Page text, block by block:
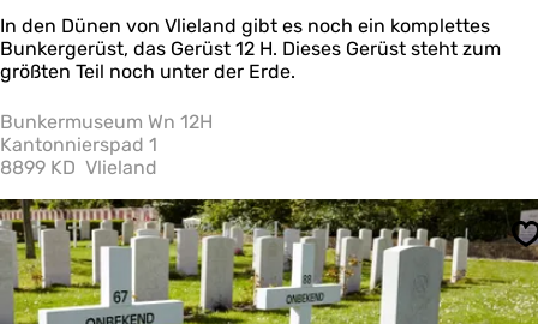
m
u
s
u
m
F
o
r
B
u
n
e
r
g
r
ü
In den Dünen von Vlieland gibt es noch ein komplettes
Bunkergerüst, das Gerüst 12 H. Dieses Gerüst steht zum
größten Teil noch unter der Erde.
Bunkermuseum Wn 12H
Kantonnierspad 1
8899 KD Vlieland